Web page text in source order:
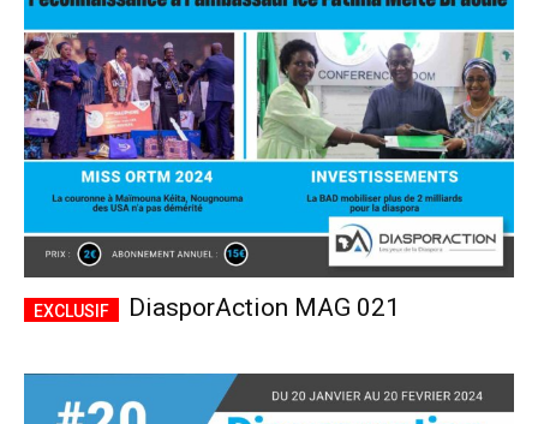
DiasporAction MAG 021